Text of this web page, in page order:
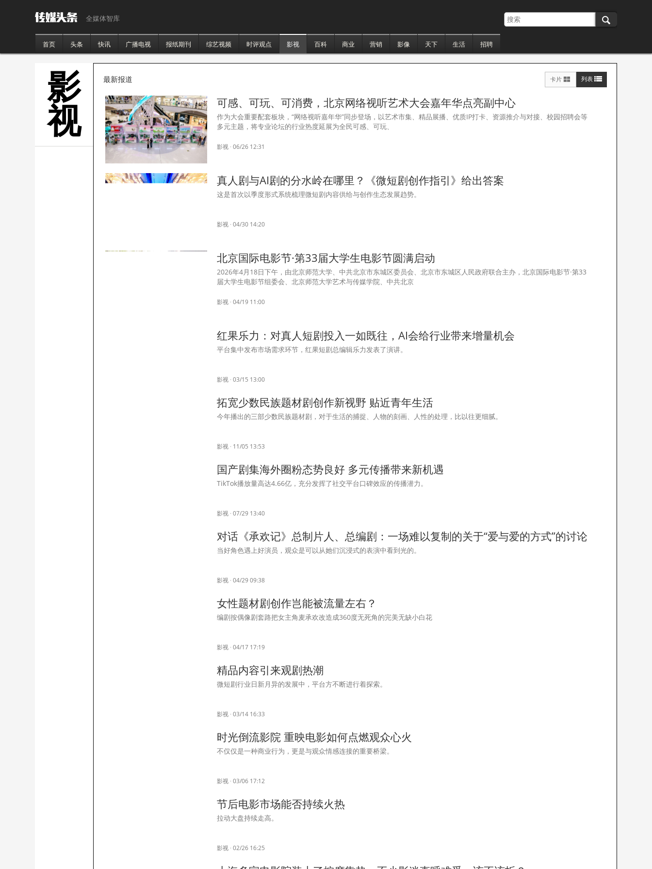
全媒体智库
首页 头条 快讯 广播电视 报纸期刊 综艺视频 时评观点 影视 百科 商业 营销 影像 天下 生活 招聘
影
视
最新报道 卡片 列表
可感、可玩、可消费，北京网络视听艺术大会嘉年华点亮副中心
作为大会重要配套板块，“网络视听嘉年华”同步登场，以艺术市集、精品展播、优质IP打卡、资源推介与对接、校园招聘会等
多元主题，将专业论坛的行业热度延展为全民可感、可玩、
影视 · 06/26 12:31
真人剧与AI剧的分水岭在哪里？《微短剧创作指引》给出答案
这是首次以季度形式系统梳理微短剧内容供给与创作生态发展趋势。
影视 · 04/30 14:20
北京国际电影节·第33届大学生电影节圆满启动
2026年4月18日下午，由北京师范大学、中共北京市东城区委员会、北京市东城区人民政府联合主办，北京国际电影节·第33
届大学生电影节组委会、北京师范大学艺术与传媒学院、中共北京
影视 · 04/19 11:00
红果乐力：对真人短剧投入一如既往，AI会给行业带来增量机会
平台集中发布市场需求环节，红果短剧总编辑乐力发表了演讲。
影视 · 03/15 13:00
拓宽少数民族题材剧创作新视野 贴近青年生活
今年播出的三部少数民族题材剧，对于生活的捕捉、人物的刻画、人性的处理，比以往更细腻。
影视 · 11/05 13:53
国产剧集海外圈粉态势良好 多元传播带来新机遇
TikTok播放量高达4.66亿，充分发挥了社交平台口碑效应的传播潜力。
影视 · 07/29 13:40
对话《承欢记》总制片人、总编剧：一场难以复制的关于“爱与爱的方式”的讨论
当好角色遇上好演员，观众是可以从她们沉浸式的表演中看到光的。
影视 · 04/29 09:38
女性题材剧创作岂能被流量左右？
编剧按偶像剧套路把女主角麦承欢改造成360度无死角的完美无缺小白花
影视 · 04/17 17:19
精品内容引来观剧热潮
微短剧行业日新月异的发展中，平台方不断进行着探索。
影视 · 03/14 16:33
时光倒流影院 重映电影如何点燃观众心火
不仅仅是一种商业行为，更是与观众情感连接的重要桥梁。
影视 · 03/06 17:12
节后电影市场能否持续火热
拉动大盘持续走高。
影视 · 02/26 16:25